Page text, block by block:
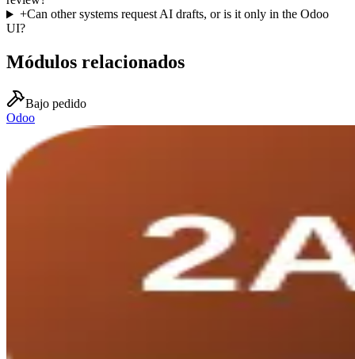
+Can other systems request AI drafts, or is it only in the Odoo
UI?
Módulos relacionados
Bajo pedido
Odoo